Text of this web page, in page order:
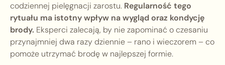
codziennej pielęgnacji zarostu. Regularność tego
rytuału ma istotny wpływ na wygląd oraz kondycję
brody. Eksperci zalecają, by nie zapominać o czesaniu
przynajmniej dwa razy dziennie – rano i wieczorem – co
pomoże utrzymać brodę w najlepszej formie.